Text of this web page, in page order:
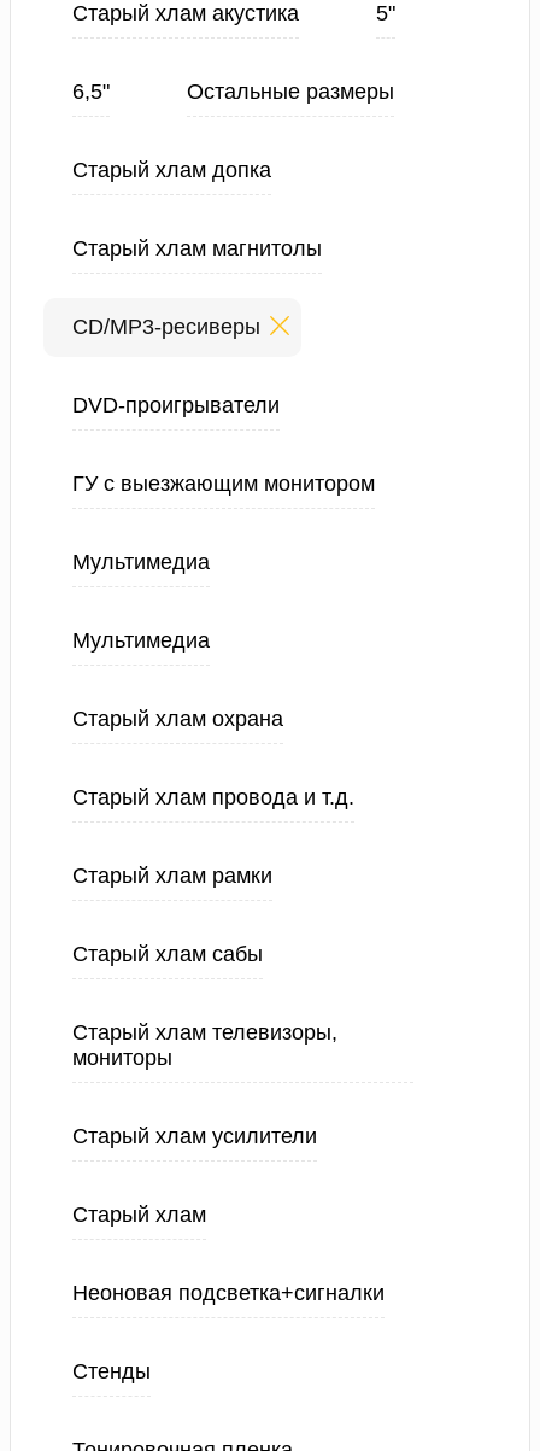
Старый хлам акустика 5"
6,5" Остальные размеры
Старый хлам допка
Старый хлам магнитолы
CD/MP3-ресиверы
DVD-проигрыватели
ГУ с выезжающим монитором
Мультимедиа
Мультимедиа
Старый хлам охрана
Старый хлам провода и т.д.
Старый хлам рамки
Старый хлам сабы
Старый хлам телевизоры,
мониторы
Старый хлам усилители
Старый хлам
Неоновая подсветка+сигналки
Стенды